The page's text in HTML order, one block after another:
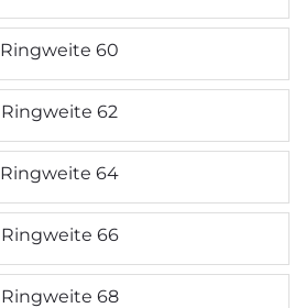
Ringweite 60
Ringweite 62
Ringweite 64
Ringweite 66
Ringweite 68